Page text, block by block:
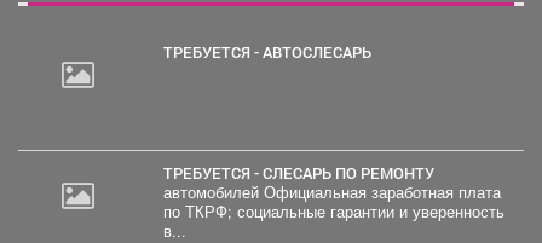
ТРЕБУЕТСЯ - АВТОСЛЕСАРЬ
ТРЕБУЕТСЯ - СЛЕСАРЬ ПО РЕМОНТУ
автомобилей Официальная заработная плата
по ТКРФ; социальные гарантии и уверенность
в...